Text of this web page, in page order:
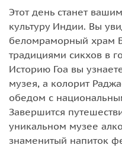
Этот день станет
культуру Индии. Вы
беломраморный храм
традициями сикхов в
Историю Гоа вы
музея, а колорит
обедом с
Завершится
уникальном музее
знаменитый напиток